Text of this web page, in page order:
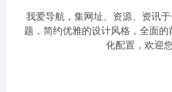
我爱导航，集网址、资源、资讯
题，简约优雅的设计风格，全面
化配置，欢迎